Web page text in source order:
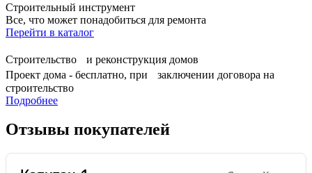
Строительный инструмент
Все, что может понадобиться для ремонта
Перейти в каталог
Строительство и реконструкция домов
Проект дома - бесплатно, при заключении договора на
строительство
Подробнее
Отзывы покупателей